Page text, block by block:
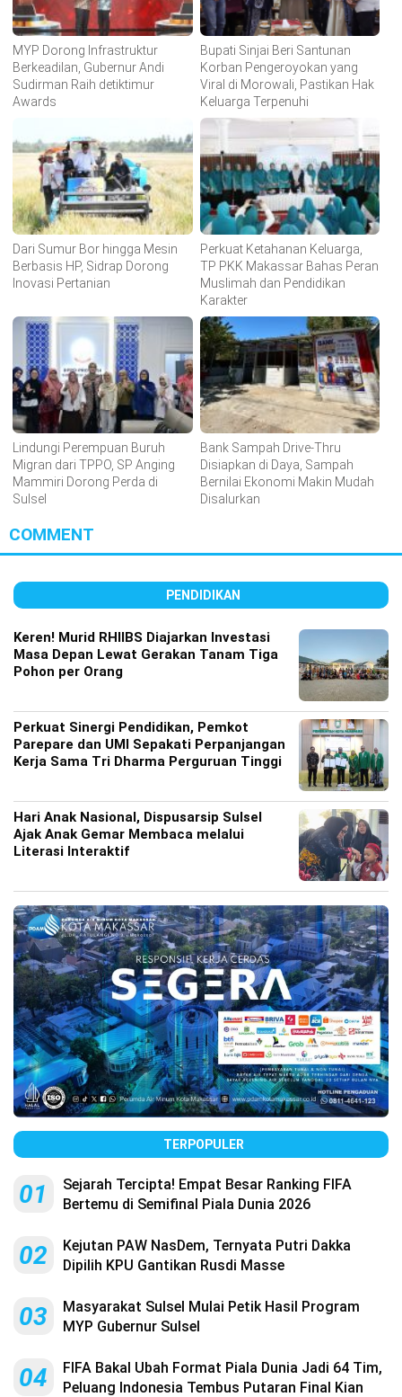
MYP Dorong Infrastruktur
Berkeadilan, Gubernur Andi
Sudirman Raih detiktimur
Awards
Bupati Sinjai Beri Santunan
Korban Pengeroyokan yang
Viral di Morowali, Pastikan Hak
Keluarga Terpenuhi
Dari Sumur Bor hingga Mesin
Berbasis HP, Sidrap Dorong
Inovasi Pertanian
Perkuat Ketahanan Keluarga,
TP PKK Makassar Bahas Peran
Muslimah dan Pendidikan
Karakter
Lindungi Perempuan Buruh
Migran dari TPPO, SP Anging
Mammiri Dorong Perda di
Sulsel
Bank Sampah Drive-Thru
Disiapkan di Daya, Sampah
Bernilai Ekonomi Makin Mudah
Disalurkan
COMMENT
PENDIDIKAN
Keren! Murid RHIIBS Diajarkan Investasi
Masa Depan Lewat Gerakan Tanam Tiga
Pohon per Orang
Perkuat Sinergi Pendidikan, Pemkot
Parepare dan UMI Sepakati Perpanjangan
Kerja Sama Tri Dharma Perguruan Tinggi
Hari Anak Nasional, Dispusarsip Sulsel
Ajak Anak Gemar Membaca melalui
Literasi Interaktif
TERPOPULER
01
Sejarah Tercipta! Empat Besar Ranking FIFA
Bertemu di Semifinal Piala Dunia 2026
02
Kejutan PAW NasDem, Ternyata Putri Dakka
Dipilih KPU Gantikan Rusdi Masse
03
Masyarakat Sulsel Mulai Petik Hasil Program
MYP Gubernur Sulsel
04
FIFA Bakal Ubah Format Piala Dunia Jadi 64 Tim,
Peluang Indonesia Tembus Putaran Final Kian